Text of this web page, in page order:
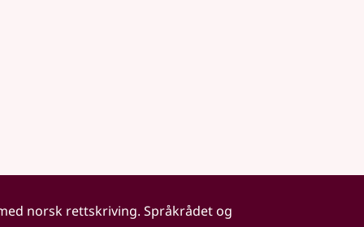
norsk rettskriving. Språkrådet og